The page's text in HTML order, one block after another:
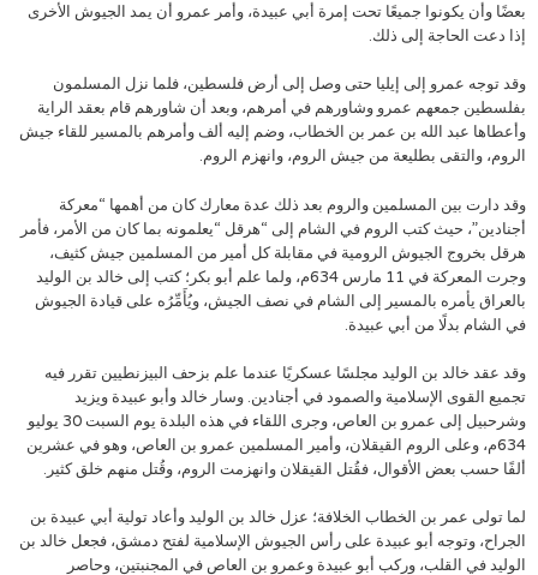
بعضًا وأن يكونوا جميعًا تحت إمرة أبي عبيدة، وأمر عمرو أن يمد الجيوش الأخرى
إذا دعت الحاجة إلى ذلك.
وقد توجه عمرو إلى إيليا حتى وصل إلى أرض فلسطين، فلما نزل المسلمون
بفلسطين جمعهم عمرو وشاورهم في أمرهم، وبعد أن شاورهم قام بعقد الراية
وأعطاها عبد الله بن عمر بن الخطاب، وضم إليه ألف وأمرهم بالمسير للقاء جيش
الروم، والتقى بطليعة من جيش الروم، وانهزم الروم.
وقد دارت بين المسلمين والروم بعد ذلك عدة معارك كان من أهمها “معركة
أجنادين”، حيث كتب الروم في الشام إلى “هرقل “يعلمونه بما كان من الأمر، فأمر
هرقل بخروج الجيوش الرومية في مقابلة كل أمير من المسلمين جيش كثيف،
وجرت المعركة في 11 مارس 634م، ولما علم أبو بكر؛ كتب إلى خالد بن الوليد
بالعراق يأمره بالمسير إلى الشام في نصف الجيش، ويُأَمِّرُه على قيادة الجيوش
في الشام بدلًا من أبي عبيدة.
وقد عقد خالد بن الوليد مجلسًا عسكريًا عندما علم بزحف البيزنطيين تقرر فيه
تجميع القوى الإسلامية والصمود في أجنادين. وسار خالد وأبو عبيدة ويزيد
وشرحبيل إلى عمرو بن العاص، وجرى اللقاء في هذه البلدة يوم السبت 30 يوليو
634م، وعلى الروم القيقلان، وأمير المسلمين عمرو بن العاص، وهو في عشرين
ألفًا حسب بعض الأقوال، فقُتل القيقلان وانهزمت الروم، وقُتل منهم خلق كثير.
لما تولى عمر بن الخطاب الخلافة؛ عزل خالد بن الوليد وأعاد تولية أبي عبيدة بن
الجراح، وتوجه أبو عبيدة على رأس الجيوش الإسلامية لفتح دمشق، فجعل خالد بن
الوليد في القلب، وركب أبو عبيدة وعمرو بن العاص في المجنبتين، وحاصر